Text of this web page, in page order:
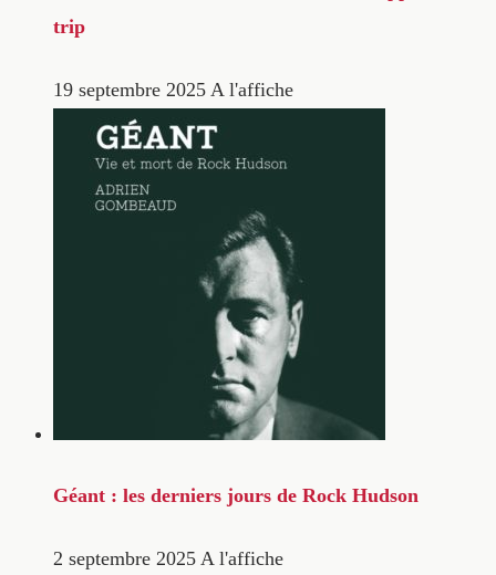
trip
19 septembre 2025 A l'affiche
Géant : les derniers jours de Rock Hudson
2 septembre 2025 A l'affiche